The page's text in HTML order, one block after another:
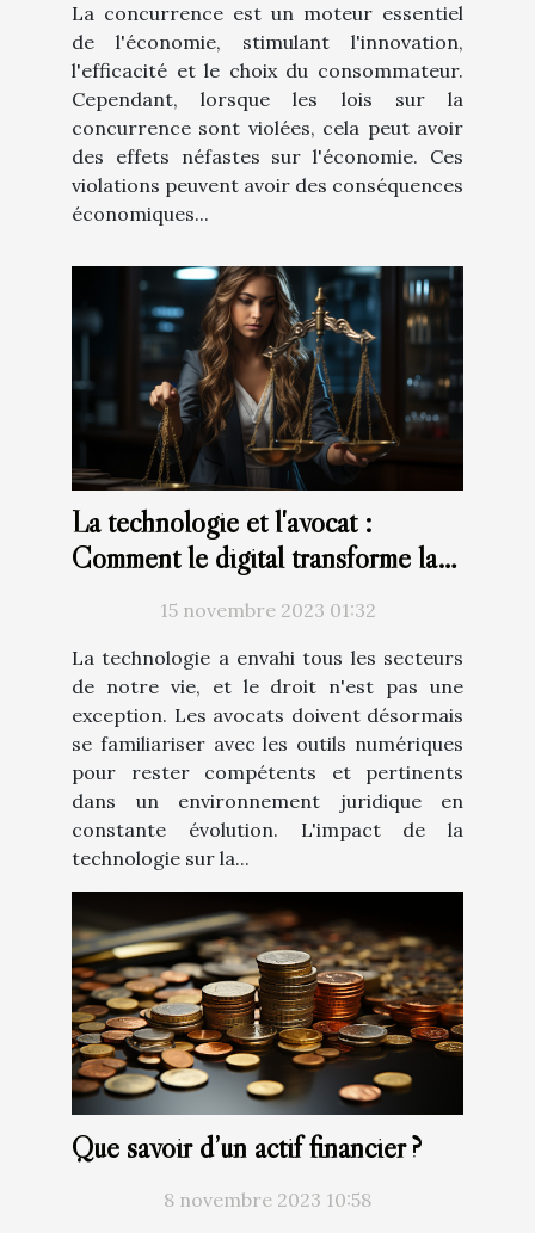
La concurrence est un moteur essentiel
de l'économie, stimulant l'innovation,
l'efficacité et le choix du consommateur.
Cependant, lorsque les lois sur la
concurrence sont violées, cela peut avoir
des effets néfastes sur l'économie. Ces
violations peuvent avoir des conséquences
économiques...
La technologie et l'avocat :
Comment le digital transforme la
profession juridique
15 novembre 2023 01:32
La technologie a envahi tous les secteurs
de notre vie, et le droit n'est pas une
exception. Les avocats doivent désormais
se familiariser avec les outils numériques
pour rester compétents et pertinents
dans un environnement juridique en
constante évolution. L'impact de la
technologie sur la...
Que savoir d’un actif financier ?
8 novembre 2023 10:58